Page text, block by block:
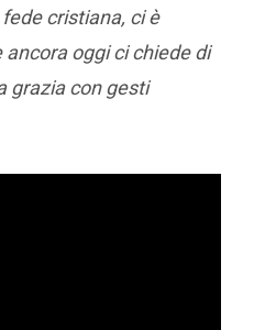
cristiana, ci è
oggi ci chiede di
grazia con gesti